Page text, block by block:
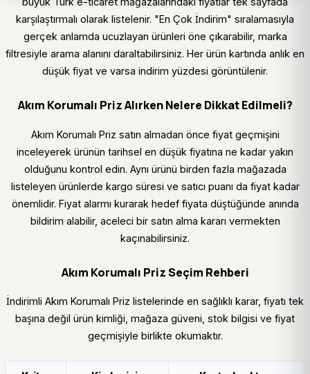
karşılaştırmalı olarak listelenir. "En Çok İndirim" sıralamasıyla
gerçek anlamda ucuzlayan ürünleri öne çıkarabilir, marka
filtresiyle arama alanını daraltabilirsiniz. Her ürün kartında anlık en
düşük fiyat ve varsa indirim yüzdesi görüntülenir.
Akım Korumalı Priz Alırken Nelere Dikkat Edilmeli?
Akım Korumalı Priz satın almadan önce fiyat geçmişini
inceleyerek ürünün tarihsel en düşük fiyatına ne kadar yakın
olduğunu kontrol edin. Aynı ürünü birden fazla mağazada
listeleyen ürünlerde kargo süresi ve satıcı puanı da fiyat kadar
önemlidir. Fiyat alarmı kurarak hedef fiyata düştüğünde anında
bildirim alabilir, aceleci bir satın alma kararı vermekten
kaçınabilirsiniz.
Akım Korumalı Priz Seçim Rehberi
İndirimli Akım Korumalı Priz listelerinde en sağlıklı karar, fiyatı tek
başına değil ürün kimliği, mağaza güveni, stok bilgisi ve fiyat
geçmişiyle birlikte okumaktır.